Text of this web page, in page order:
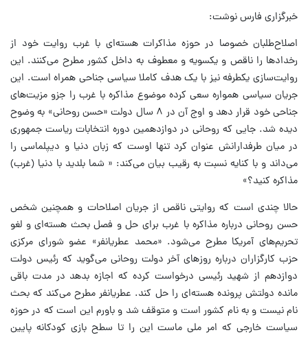
خبرگزاری فارس نوشت:
اصلاح‌طلبان خصوصا در حوزه مذاکرات هسته‌ای با غرب روایت خود از
رخدادها را ناقص و یکسویه و معطوف به داخل کشور مطرح می‌کنند. این
روایت‌سازی یکطرفه نیز با یک هدف کاملا سیاسی جناحی همراه است. این
جریان سیاسی همواره سعی کرده موضوع مذاکره با غرب را جزو مزیت‌های
جناحی خود قرار دهد و اوج آن در ۸ سال دولت «حسن روحانی» به وضوح
دیده شد. جایی که روحانی در دوازدهمین دوره انتخابات ریاست جمهوری
در میان طرفدارانش عنوان کرد تنها اوست که زبان دنیا و دیپلماسی را
می‌داند و با کنایه نسبت به رقیب بیان می‌کند: « شما بلدید با دنیا (غرب)
مذاکره کنید؟»
حالا چندی است که روایتی ناقص از جریان اصلاحات و همچنین شخص
حسن روحانی درباره مذاکره با غرب برای حل و فصل بحث هسته‌ای و لغو
تحریم‌های آمریکا مطرح می‌شود. «محمد عطریانفر» عضو شورای مرکزی
حزب کارگزاران درباره روزهای آخر دولت روحانی می‌گوید که رئیس دولت
دوازدهم از شهید رئیسی درخواست کرده که اجازه بدهد در مدت باقی
مانده دولتش پرونده هسته‌ای را حل کند. عطریانفر مطرح می‌کند که بحث
نام نیست و به نام کشور است و متوقف شد و باورم این است که در حوزه
سیاست خارجی که امر ملی ماست این را تا سطح بازی کودکانه پایین